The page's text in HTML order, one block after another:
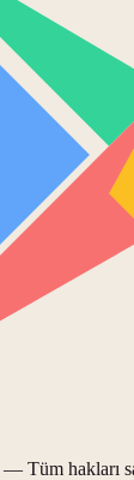
— Tüm hakları